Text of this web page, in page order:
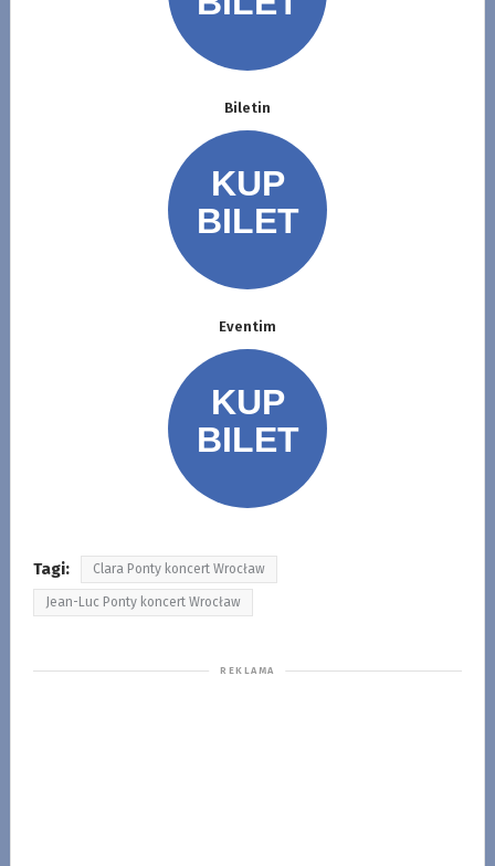
Biletin
Eventim
Tagi: Clara Ponty koncert Wrocław
Jean-Luc Ponty koncert Wrocław